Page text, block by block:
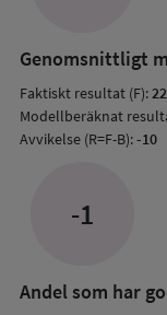
Genomsnittligt
Faktiskt resultat (F):
Modellberäknat
Avvikelse (R=F-B):-10
-1
Andel som har